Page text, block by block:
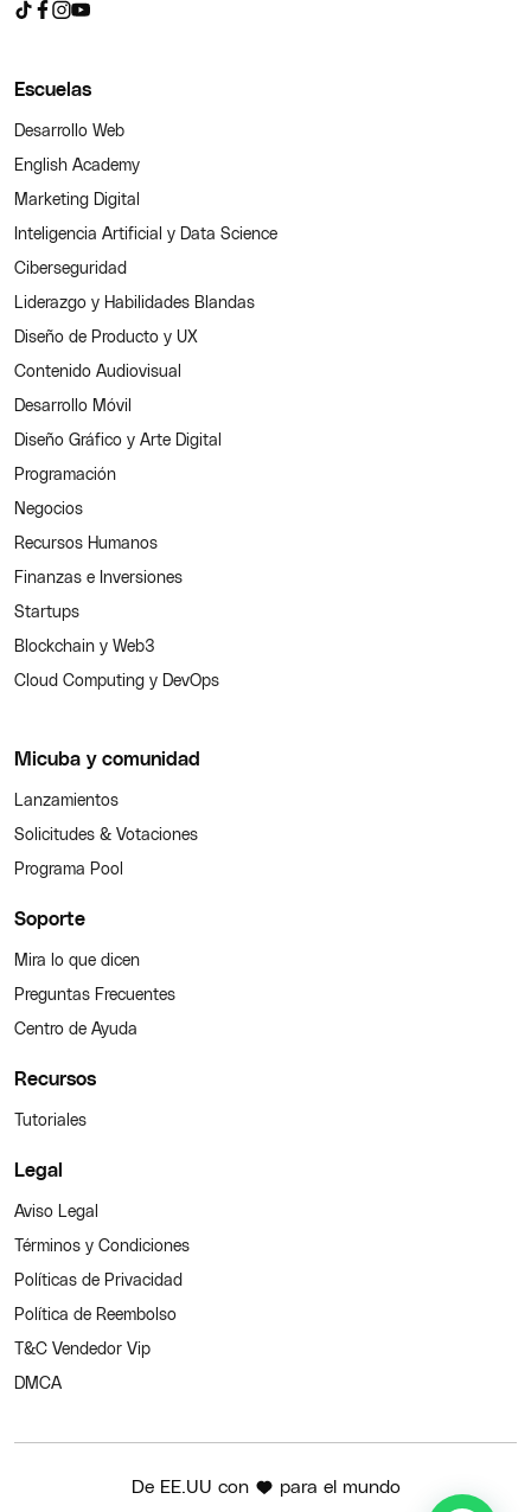
Escuelas
Desarrollo Web
English Academy
Marketing Digital
Inteligencia Artificial y Data Science
Ciberseguridad
Liderazgo y Habilidades Blandas
Diseño de Producto y UX
Contenido Audiovisual
Desarrollo Móvil
Diseño Gráfico y Arte Digital
Programación
Negocios
Recursos Humanos
Finanzas e Inversiones
Startups
Blockchain y Web3
Cloud Computing y DevOps
Micuba y comunidad
Lanzamientos
Solicitudes & Votaciones
Programa Pool
Soporte
Mira lo que dicen
Preguntas Frecuentes
Centro de Ayuda
Recursos
Tutoriales
Legal
Aviso Legal
Términos y Condiciones
Políticas de Privacidad
Política de Reembolso
T&C Vendedor Vip
DMCA
De EE.UU con para el mundo